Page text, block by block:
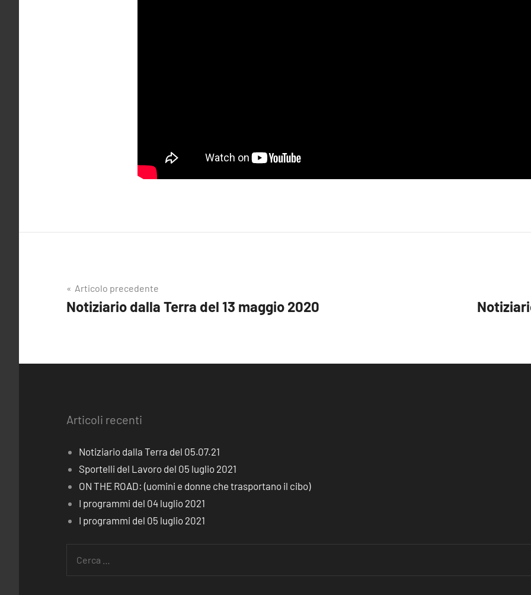
Navigazione
articoli
Articolo precedente
Notiziario dalla Terra del 13 maggio 2020
Articoli recenti
Notiziario dalla Terra del 05.07.21
Sportelli del Lavoro del 05 luglio 2021
ON THE ROAD: (uomini e donne che trasportano il cibo)
I programmi del 04 luglio 2021
I programmi del 05 luglio 2021